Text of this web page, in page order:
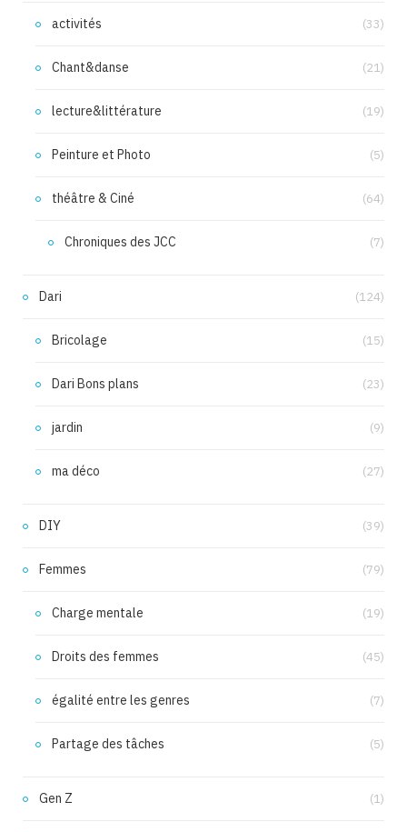
activités (33)
Chant&danse (21)
lecture&littérature (19)
Peinture et Photo (5)
théâtre & Ciné (64)
Chroniques des JCC (7)
Dari (124)
Bricolage (15)
Dari Bons plans (23)
jardin (9)
ma déco (27)
DIY (39)
Femmes (79)
Charge mentale (19)
Droits des femmes (45)
égalité entre les genres (7)
Partage des tâches (5)
Gen Z (1)